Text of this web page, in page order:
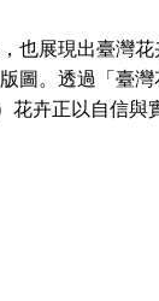
也展現出臺灣
圖。透過「臺
卉正以自信與